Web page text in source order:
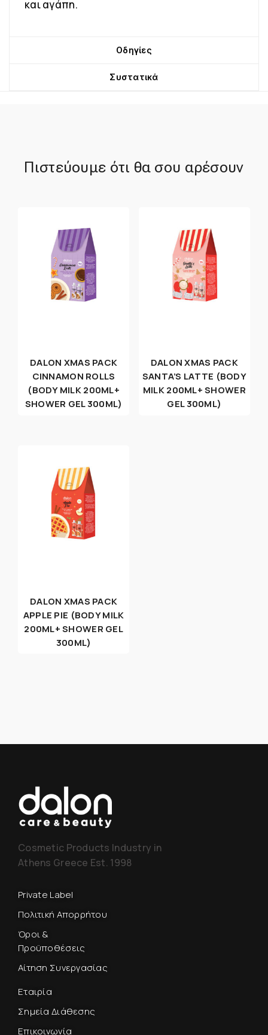
και αγάπη.
Οδηγίες
Συστατικά
Πιστεύουμε ότι θα σου αρέσουν
DALON XMAS PACK
CINNAMON ROLLS
(BODY MILK 200ML+
SHOWER GEL 300ML)
DALON XMAS PACK
SANTA’S LATTE (BODY
MILK 200ML+ SHOWER
GEL 300ML)
DALON XMAS PACK
APPLE PIE (BODY MILK
200ML+ SHOWER GEL
300ML)
Cosmetic Products Industry in
Athens Greece Est. 1998
Private Label
Πολιτική Απορρήτου
Όροι &
Προϋποθέσεις
Αίτηση Συνεργασίας
Εταιρία
Σημεία Διάθεσης
Επικοινωνία